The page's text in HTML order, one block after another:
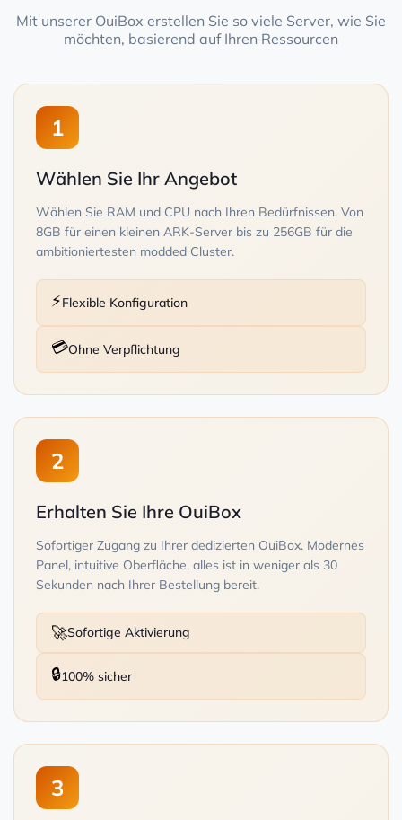
Mit unserer OuiBox erstellen Sie so viele Server, wie Sie
möchten, basierend auf Ihren Ressourcen
1
Wählen Sie Ihr Angebot
Wählen Sie RAM und CPU nach Ihren Bedürfnissen. Von
8GB für einen kleinen ARK-Server bis zu 256GB für die
ambitioniertesten modded Cluster.
⚡Flexible Konfiguration
💳Ohne Verpflichtung
2
Erhalten Sie Ihre OuiBox
Sofortiger Zugang zu Ihrer dedizierten OuiBox. Modernes
Panel, intuitive Oberfläche, alles ist in weniger als 30
Sekunden nach Ihrer Bestellung bereit.
🚀Sofortige Aktivierung
🔒100% sicher
3